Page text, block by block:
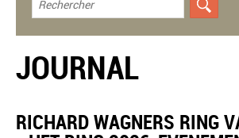
JOURNAL
RICHARD WAGNERS RING